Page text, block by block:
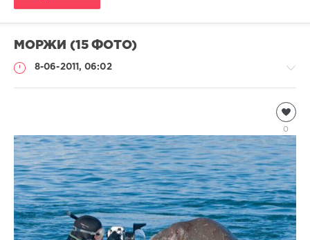
МОРЖИ (15 ФОТО)
8-06-2011, 06:02
Natalja
4
027
2
0